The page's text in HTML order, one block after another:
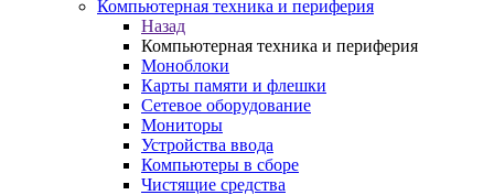
Компьютерная техника и периферия
Назад
Компьютерная техника и периферия
Моноблоки
Карты памяти и флешки
Сетевое оборудование
Мониторы
Устройства ввода
Компьютеры в сборе
Чистящие средства